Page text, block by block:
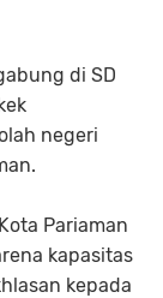
di SD
negeri
Pariaman
kapasitas
kepada